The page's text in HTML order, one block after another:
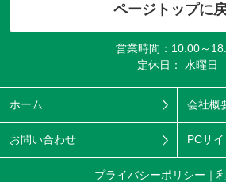
ページトップに
営業時間：10:00～
定休日： 水曜日
ホーム 会社概
お問い合わせ PCサイ
プライバシーポリシー